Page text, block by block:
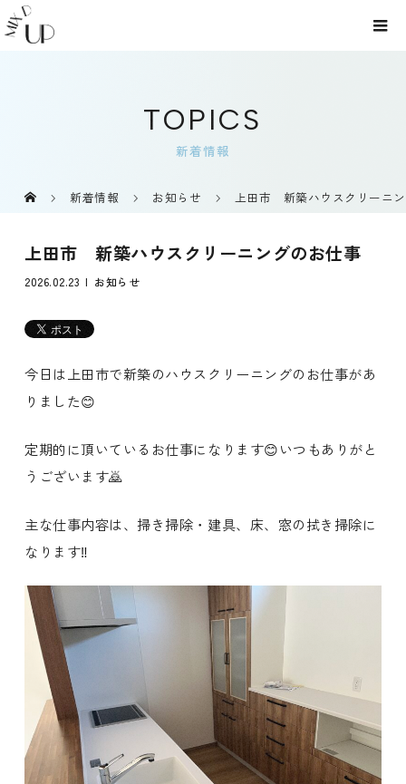
TOPICS
新着情報
新着情報 お知らせ 上田市 新築ハウスクリーニ
上田市 新築ハウスクリーニングのお仕事
2026.02.23 お知らせ
今日は上田市で新築のハウスクリーニングのお仕事があ
りました😊
定期的に頂いているお仕事になります😊いつもありがと
うございます🙇
主な仕事内容は、掃き掃除・建具、床、窓の拭き掃除に
なります‼️